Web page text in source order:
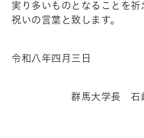
実り多いものとなることを
祝いの言葉と致します。
令和八年四月三日
群馬大学長 石崎